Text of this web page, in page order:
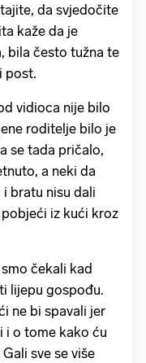
da svjedočite
kaže da je
bila često tužna te
post.
vidioca nije bilo
roditelje bilo je
se tada pričalo,
a neki da
bratu nisu dali
iz kući kroz
čekali kad
lijepu gospođu.
ne bi spavali jer
i o tome kako ću
sve se više